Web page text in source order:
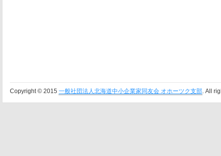
Copyright © 2015 一般社団法人北海道中小企業家同友会 オホーツク支部. All